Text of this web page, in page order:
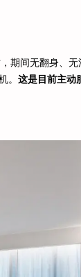
期间无翻身、
。 这是目前主